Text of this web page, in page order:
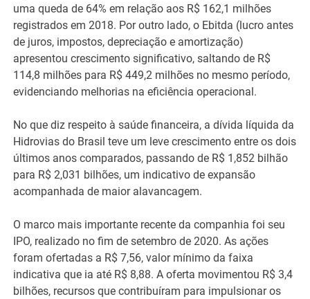
uma queda de 64% em relação aos R$ 162,1 milhões
registrados em 2018. Por outro lado, o Ebitda (lucro antes
de juros, impostos, depreciação e amortização)
apresentou crescimento significativo, saltando de R$
114,8 milhões para R$ 449,2 milhões no mesmo período,
evidenciando melhorias na eficiência operacional.
No que diz respeito à saúde financeira, a dívida líquida da
Hidrovias do Brasil teve um leve crescimento entre os dois
últimos anos comparados, passando de R$ 1,852 bilhão
para R$ 2,031 bilhões, um indicativo de expansão
acompanhada de maior alavancagem.
O marco mais importante recente da companhia foi seu
IPO, realizado no fim de setembro de 2020. As ações
foram ofertadas a R$ 7,56, valor mínimo da faixa
indicativa que ia até R$ 8,88. A oferta movimentou R$ 3,4
bilhões, recursos que contribuíram para impulsionar os